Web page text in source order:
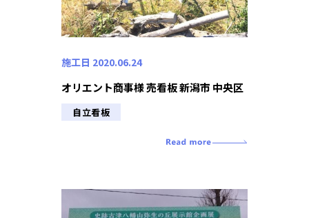
施工日 2020.06.24
オリエント商事様 売看板 新潟市 中央区
自立看板